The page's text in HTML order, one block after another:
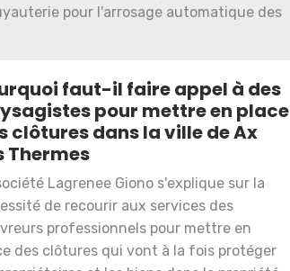
pour l'arrosage automatique des
faut-il faire appel à des
pour mettre en place
clôtures dans la ville de Ax
Thermes
Lagrenee Giono s'explique sur la
de recourir aux services des
professionnels pour mettre en
des clôtures qui vont à la fois protéger